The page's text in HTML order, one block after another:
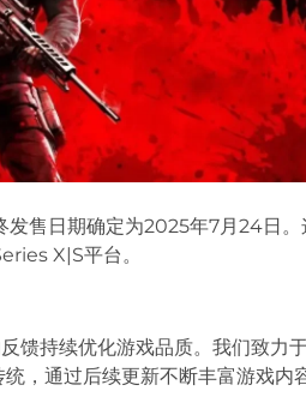
售日期确定为2025年7月24日。
X|S平台。
馈持续优化游戏品质。我们致力
，通过后续更新不断丰富游戏内